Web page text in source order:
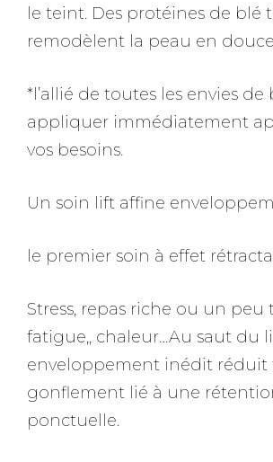
le teint. Des protéines de blé
remodèlent la peau en
*l’allié de toutes les envies de
appliquer immédiatement
vos besoins.
Un soin lift affine
le premier soin à effet
Stress, repas riche ou un peu
fatigue,, chaleur…Au saut du
enveloppement inédit réduit
gonflement lié à une
ponctuelle.